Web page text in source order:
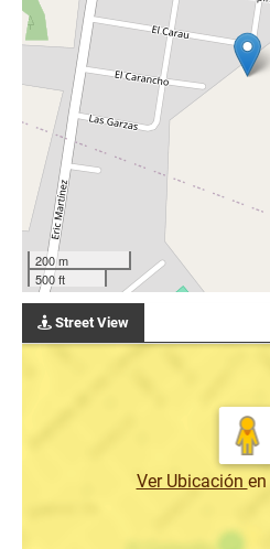
200 m
500 ft
Street View
Ver Ubicación en